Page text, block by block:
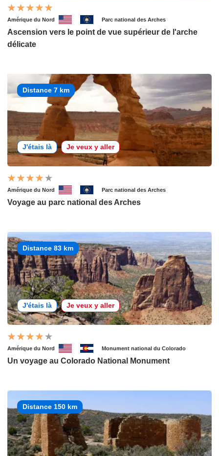
Amérique du Nord Parc national des Arches
Ascension vers le point de vue supérieur de l'arche
délicate
Distance 7 km
J'étais là Je veux y aller
Amérique du Nord Parc national des Arches
Voyage au parc national des Arches
Distance 83 km
J'étais là Je veux y aller
Amérique du Nord Monument national du Colorado
Un voyage au Colorado National Monument
Distance 150 km